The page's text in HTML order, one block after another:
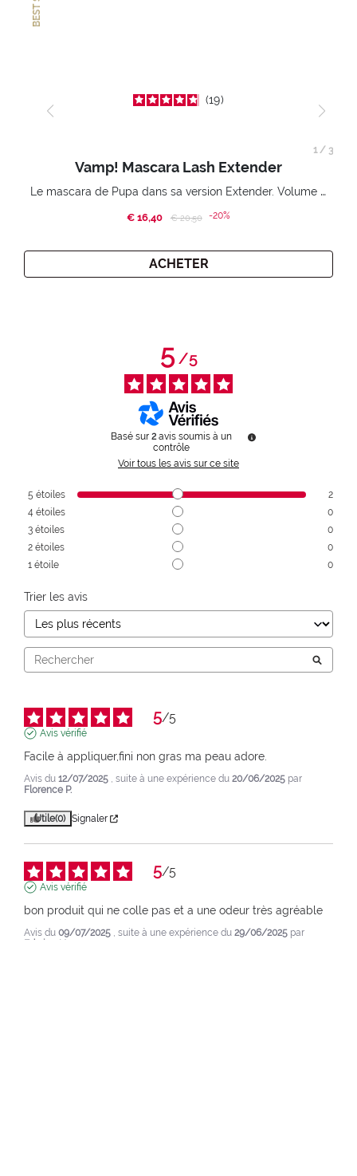
19
Vamp! Mascara Lash Extender
Le mascara de Pupa dans sa version Extender. Volume extension 3D. Des cils amplifiés et liftés à l’infini.
€ 16,40 Price reduced from
€ 20,50to-20%
ACHETER
1/ 3
5/5
Basé sur 2 avis soumis à un
contrôle
Voir tous les avis sur ce site
5 étoiles
2
4 étoiles
0
3 étoiles
0
2 étoiles
0
1 étoile 0
Trier les avis
5/5
Avis vérifié
Facile à appliquer,fini non gras ma peau adore.
Avis du 12/07/2025 , suite à une expérience du 20/06/2025 par
Florence P.
Utile(0) Signaler
5/5
Avis vérifié
bon produit qui ne colle pas et a une odeur très agréable
Avis du 09/07/2025 , suite à une expérience du 29/06/2025 par